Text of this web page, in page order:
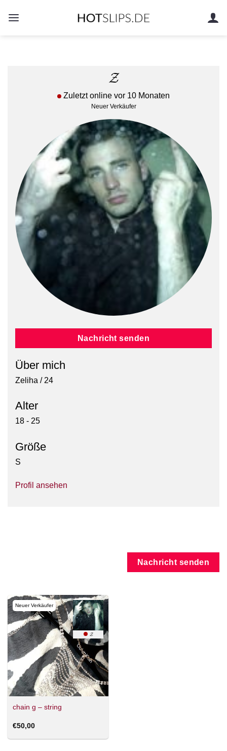
Inhalt
𝓩
Zuletzt online vor 10 Monaten
Neuer Verkäufer
Nachricht senden
Über mich
Zeliha / 24
Alter
18 - 25
Größe
S
Profil ansehen
Nachricht senden
Neuer Verkäufer
𝓩
chain g – string
€50,00